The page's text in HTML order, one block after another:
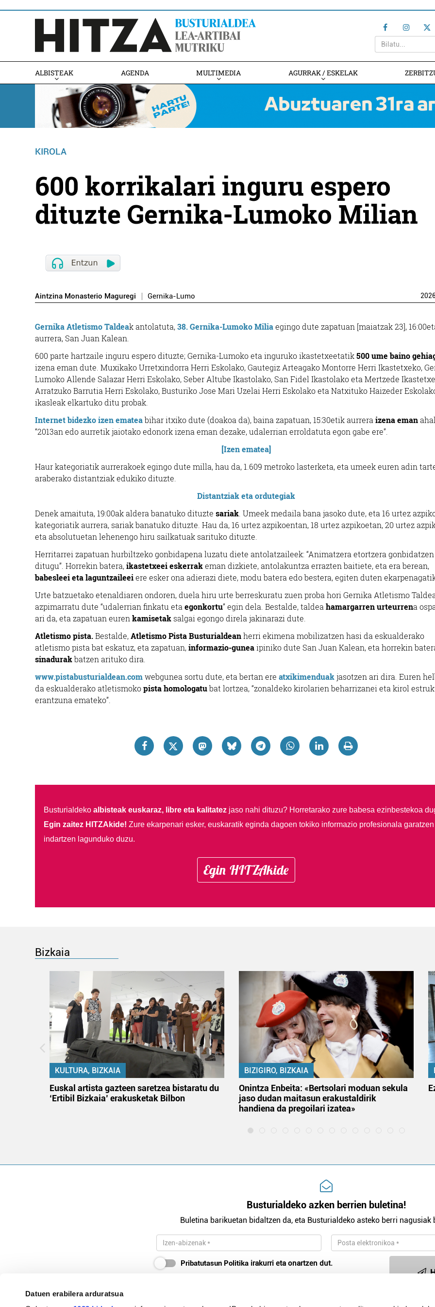
Datuen erabilera arduratsua
ALBISTEAK AGENDA MULTIMEDIA AGURRAK / ESKELAK
KIROLA
600 korrikalari inguru espero
dituzte Gernika-Lumoko Milian
Aintzina Monasterio Maguregi Gernika-Lumo
Gernika Atletismo Taldeak antolatuta,38. Gernika-Lumoko Miliaegingo dute zapatuan [maiatzak 23],
aurrera, San Juan Kalean.
600 parte hartzaile inguru espero dituzte; Gernika-Lumoko eta inguruko ikastetxeetatik500 ume baino
izena eman dute. Muxikako Urretxindorra Herri Eskolako, Gautegiz Arteagako Montorre Herri Ikastetxeko,
Lumoko Allende Salazar Herri Eskolako, Seber Altube Ikastolako, San Fidel Ikastolako eta Mertzede
Arratzuko Barrutia Herri Eskolako, Busturiko Jose Mari Uzelai Herri Eskolako eta Natxituko Haizeder
ikasleak elkartuko ditu probak.
Internet bidezko izen emateabihar itxiko dute (doakoa da), baina zapatuan, 15:30etik aurrera izena eman
“2013an edo aurretik jaiotako edonork izena eman dezake, udalerrian erroldatuta egon gabe ere”.
[Izen ematea]
Haur kategoriatik aurrerakoek egingo dute milla, hau da, 1.609 metroko lasterketa, eta umeek euren adin
araberako distantziak edukiko dituzte.
Distantziak eta ordutegiak
Denek amaituta, 19:00ak aldera banatuko dituzte sariak . Umeek medaila bana jasoko dute, eta 16 urtez
kategoriatik aurrera, sariak banatuko dituzte. Hau da, 16 urtez azpikoentan, 18 urtez azpikoetan, 20 urtez
eta absolutuetan lehenengo hiru sailkatuak sarituko dituzte.
Herritarrei zapatuan hurbiltzeko gonbidapena luzatu diete antolatzaileek: “Animatzera etortzera gonbidatzen
ditugu”. Horrekin batera,ikastetxeei eskerrakeman dizkiete, antolakuntza errazten baitiete, eta era berean,
babesleei eta laguntzaileeiere esker ona adierazi diete, modu batera edo bestera, egiten duten
Urte batzuetako etenaldiaren ondoren, duela hiru urte berreskuratu zuen proba hori Gernika Atletismo
azpimarratu dute “udalerrian finkatu eta egonkortu” egin dela. Bestalde, taldea hamargarren urteurrena
ari da, eta zapatuan euren kamisetak salgai egongo direla jakinarazi dute.
Atletismo pista.Bestalde,Atletismo Pista Busturialdeanherri ekimena mobilizatzen hasi da eskualderako
atletismo pista bat eskatuz, eta zapatuan,informazio-guneaipiniko dute San Juan Kalean, eta horrekin
sinadurakbatzen arituko dira.
www.pistabusturialdean.comwebgunea sortu dute, eta bertan ere atxikimenduak jasotzen ari dira. Euren
da eskualderako atletismokopista homologatubat lortzea, “zonaldeko kirolarien beharrizanei eta kirol
erantzuna emateko”.
Busturialdeko albisteak euskaraz, libre eta kalitatezjaso nahi dituzu? Horretarako zure babesa ezinbestekoa
Egin zaitez HITZAkide! Zure ekarpenari esker, euskaratik eginda dagoen tokiko informazio profesionala garatzen
indartzen lagunduko duzu.
Egin HITZAkide
Bizkaia
KULTURA, BIZKAIA
Euskal artista gazteen saretzea bistaratu du
‘Ertibil Bizkaia’ erakusketak Bilbon
BIZIGIRO, BIZKAIA
Onintza Enbeita: «Bertsolari moduan sekula
jaso dudan maitasun erakustaldirik
handiena da pregoilari izatea»
Busturialdeko azken berrien buletina!
Buletina barikuetan bidaltzen da, eta Busturialdeko asteko berri nagusiak
Pribatutasun Politika irakurri eta onartzen dut.